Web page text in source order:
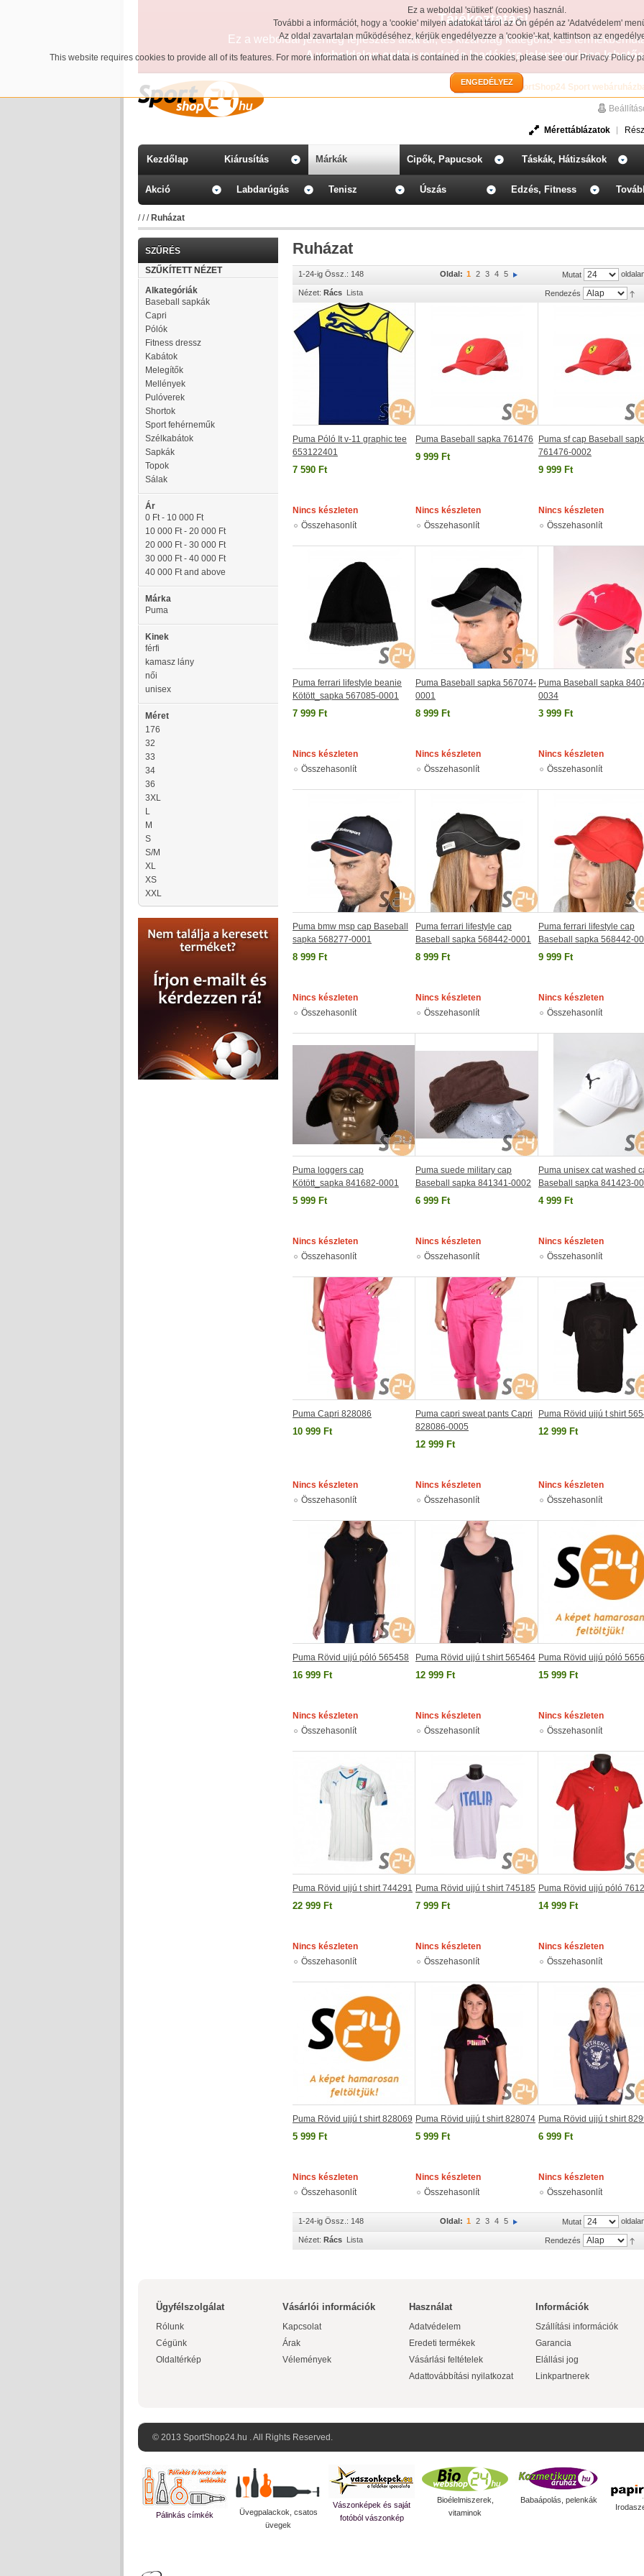
Ez a weboldal 'sütiket' (cookies) használ.
További a információt, hogy a 'cookie' milyen adatokat tárol az Ön gépén az 'Adatvédelem'
Az oldal zavartalan működéséhez, kérjük engedélyezze a 'cookie'-kat, kattintson az
This website requires cookies to provide all of its features. For more information on what data is contained in the cookies, please see ourPrivacy Policy
ENGEDÉLYEZ
Tájékoztatás!
Ez a weboldal jelenleg fejlesztés alatt áll, és kizárólag kategória- és
A weboldalon online rendelés leadására jelenleg nincs
Üdvözöljük a SportShop24 Sport
Mérettáblázatok
Kezdőlap Kiárusítás Márkák Cipők, Papucsok Táskák, Hátizsákok
Akció Labdarúgás Tenisz Úszás Edzés, Fitness
/// Ruházat
SZŰRÉS
SZŰKÍTETT NÉZET
Alkategóriák
Baseball sapkák
Capri
Pólók
Fitness dressz
Kabátok
Melegítők
Mellények
Pulóverek
Shortok
Sport fehérneműk
Szélkabátok
Sapkák
Topok
Sálak
Ár
0 Ft- 10 000 Ft
10 000 Ft- 20 000 Ft
20 000 Ft- 30 000 Ft
30 000 Ft- 40 000 Ft
40 000 Ftand above
Márka
Puma
Kinek
férfi
kamasz lány
női
unisex
Méret
176
32
33
34
36
3XL
L
M
S
S/M
XL
XS
XXL
Ruházat
1-24-ig Össz.: 148 Mutat
Oldal: 1 2 3 4 5
Nézet: Rács Lista Rendezés
Puma Póló It v-11 graphic tee
653122401
7 590 Ft
Nincs készleten
Összehasonlít
Puma Baseball sapka 761476
9 999 Ft
Nincs készleten
Összehasonlít
Puma sf cap Baseball
761476-0002
9 999 Ft
Nincs készleten
Összehasonlít
Puma ferrari lifestyle beanie
Kötött_sapka 567085-0001
7 999 Ft
Nincs készleten
Összehasonlít
Puma Baseball sapka 567074-
0001
8 999 Ft
Nincs készleten
Összehasonlít
Puma Baseball sapka
0034
3 999 Ft
Nincs készleten
Összehasonlít
Puma bmw msp cap Baseball
sapka 568277-0001
8 999 Ft
Nincs készleten
Összehasonlít
Puma ferrari lifestyle cap
Baseball sapka 568442-0001
8 999 Ft
Nincs készleten
Összehasonlít
Puma ferrari lifestyle cap
Baseball sapka 568442-
9 999 Ft
Nincs készleten
Összehasonlít
Puma loggers cap
Kötött_sapka 841682-0001
5 999 Ft
Nincs készleten
Összehasonlít
Puma suede military cap
Baseball sapka 841341-0002
6 999 Ft
Nincs készleten
Összehasonlít
Puma unisex cat washed
Baseball sapka 841423-
4 999 Ft
Nincs készleten
Összehasonlít
Puma Capri 828086
10 999 Ft
Nincs készleten
Összehasonlít
Puma capri sweat pants Capri
828086-0005
12 999 Ft
Nincs készleten
Összehasonlít
Puma Rövid ujjú t shirt
12 999 Ft
Nincs készleten
Összehasonlít
Puma Rövid ujjú póló 565458
16 999 Ft
Nincs készleten
Összehasonlít
Puma Rövid ujjú t shirt 565464
12 999 Ft
Nincs készleten
Összehasonlít
Puma Rövid ujjú póló
15 999 Ft
Nincs készleten
Összehasonlít
Puma Rövid ujjú t shirt 744291
22 999 Ft
Nincs készleten
Összehasonlít
Puma Rövid ujjú t shirt 745185
7 999 Ft
Nincs készleten
Összehasonlít
Puma Rövid ujjú póló
14 999 Ft
Nincs készleten
Összehasonlít
Puma Rövid ujjú t shirt 828069
5 999 Ft
Nincs készleten
Összehasonlít
Puma Rövid ujjú t shirt 828074
5 999 Ft
Nincs készleten
Összehasonlít
Puma Rövid ujjú t shirt
6 999 Ft
Nincs készleten
Összehasonlít
1-24-ig Össz.: 148 Mutat
Oldal: 1 2 3 4 5
Nézet: Rács Lista Rendezés
Ügyfélszolgálat
Rólunk
Cégünk
Oldaltérkép
Vásárlói információk
Kapcsolat
Árak
Vélemények
Használat
Adatvédelem
Eredeti termékek
Vásárlási feltételek
Adattovábbítási nyilatkozat
Információk
Szállítási információk
Garancia
Elállási jog
Linkpartnerek
© 2013 SportShop24.hu . All Rights Reserved.
Pálinkás címkék
Üvegpalackok, csatos
üvegek
Vászonképek és saját
fotóból vászonkép
Bioélelmiszerek,
vitaminok
Babaápolás, pelenkák